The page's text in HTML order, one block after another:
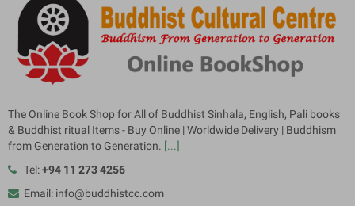
The Online Book Shop for All of Buddhist Sinhala, English, Pali books
& Buddhist ritual Items - Buy Online | Worldwide Delivery | Buddhism
from Generation to Generation. [...]
Tel:+94 11 273 4256
Email: info@buddhistcc.com